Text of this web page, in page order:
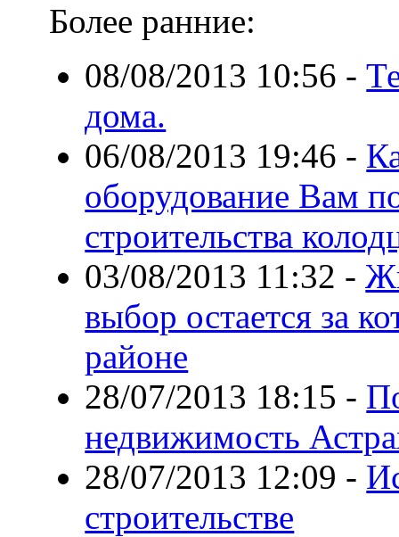
Более ранние:
08/08/2013 10:56 -
дома.
06/08/2013 19:46 -
оборудование Вам
строительства
03/08/2013 11:32 -
выбор остается за
районе
28/07/2013 18:15 -
недвижимость
28/07/2013 12:09 -
строительстве